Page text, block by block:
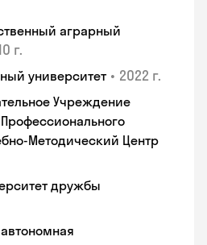
аграрный
г.
университет • 2022 г.
Учреждение
Методический Центр
дружбы